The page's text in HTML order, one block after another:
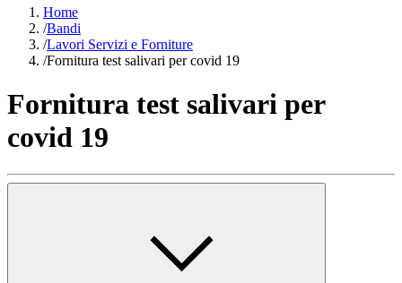
Home
/Bandi
/Lavori Servizi e Forniture
/Fornitura test salivari per covid 19
Fornitura test salivari per
covid 19